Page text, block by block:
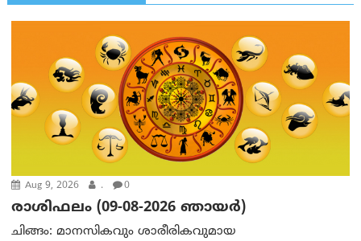
Aug 9, 2026 . 0
രാശിഫലം (09-08-2026 ഞായര്‍)
ചിങ്ങം: മാനസികവും ശാരീരികവുമായ